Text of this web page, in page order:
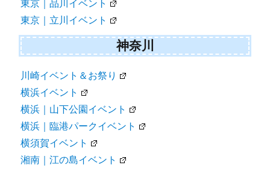
東京｜品川イベント
東京｜立川イベント
神奈川
川崎イベント＆お祭り
横浜イベント
横浜｜山下公園イベント
横浜｜臨港パークイベント
横須賀イベント
湘南｜江の島イベント